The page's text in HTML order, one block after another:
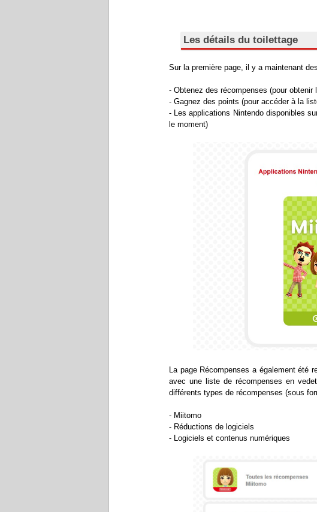
Les détails du toilettage
Sur la première page, il y a maintenant
- Obtenez des récompenses (pour
- Gagnez des points (pour accéder à la
- Les applications Nintendo disponibles
le moment)
La page Récompenses a également été
avec une liste de récompenses en
différents types de récompenses (sous
- Miitomo
- Réductions de logiciels
- Logiciels et contenus numériques